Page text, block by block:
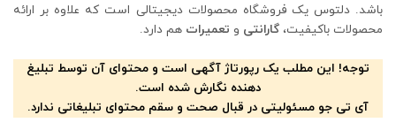
باشد. دلتوس یک فروشگاه محصولات دیجیتالی است که علاوه بر ارائه
محصولات باکیفیت، گارانتی و تعمیرات هم دارد.
توجه! این مطلب یک رپورتاژ آگهی است و محتوای آن توسط تبلیغ
دهنده نگارش شده است.
آی تی جو مسئولیتی در قبال صحت و سقم محتوای تبلیغاتی ندارد.